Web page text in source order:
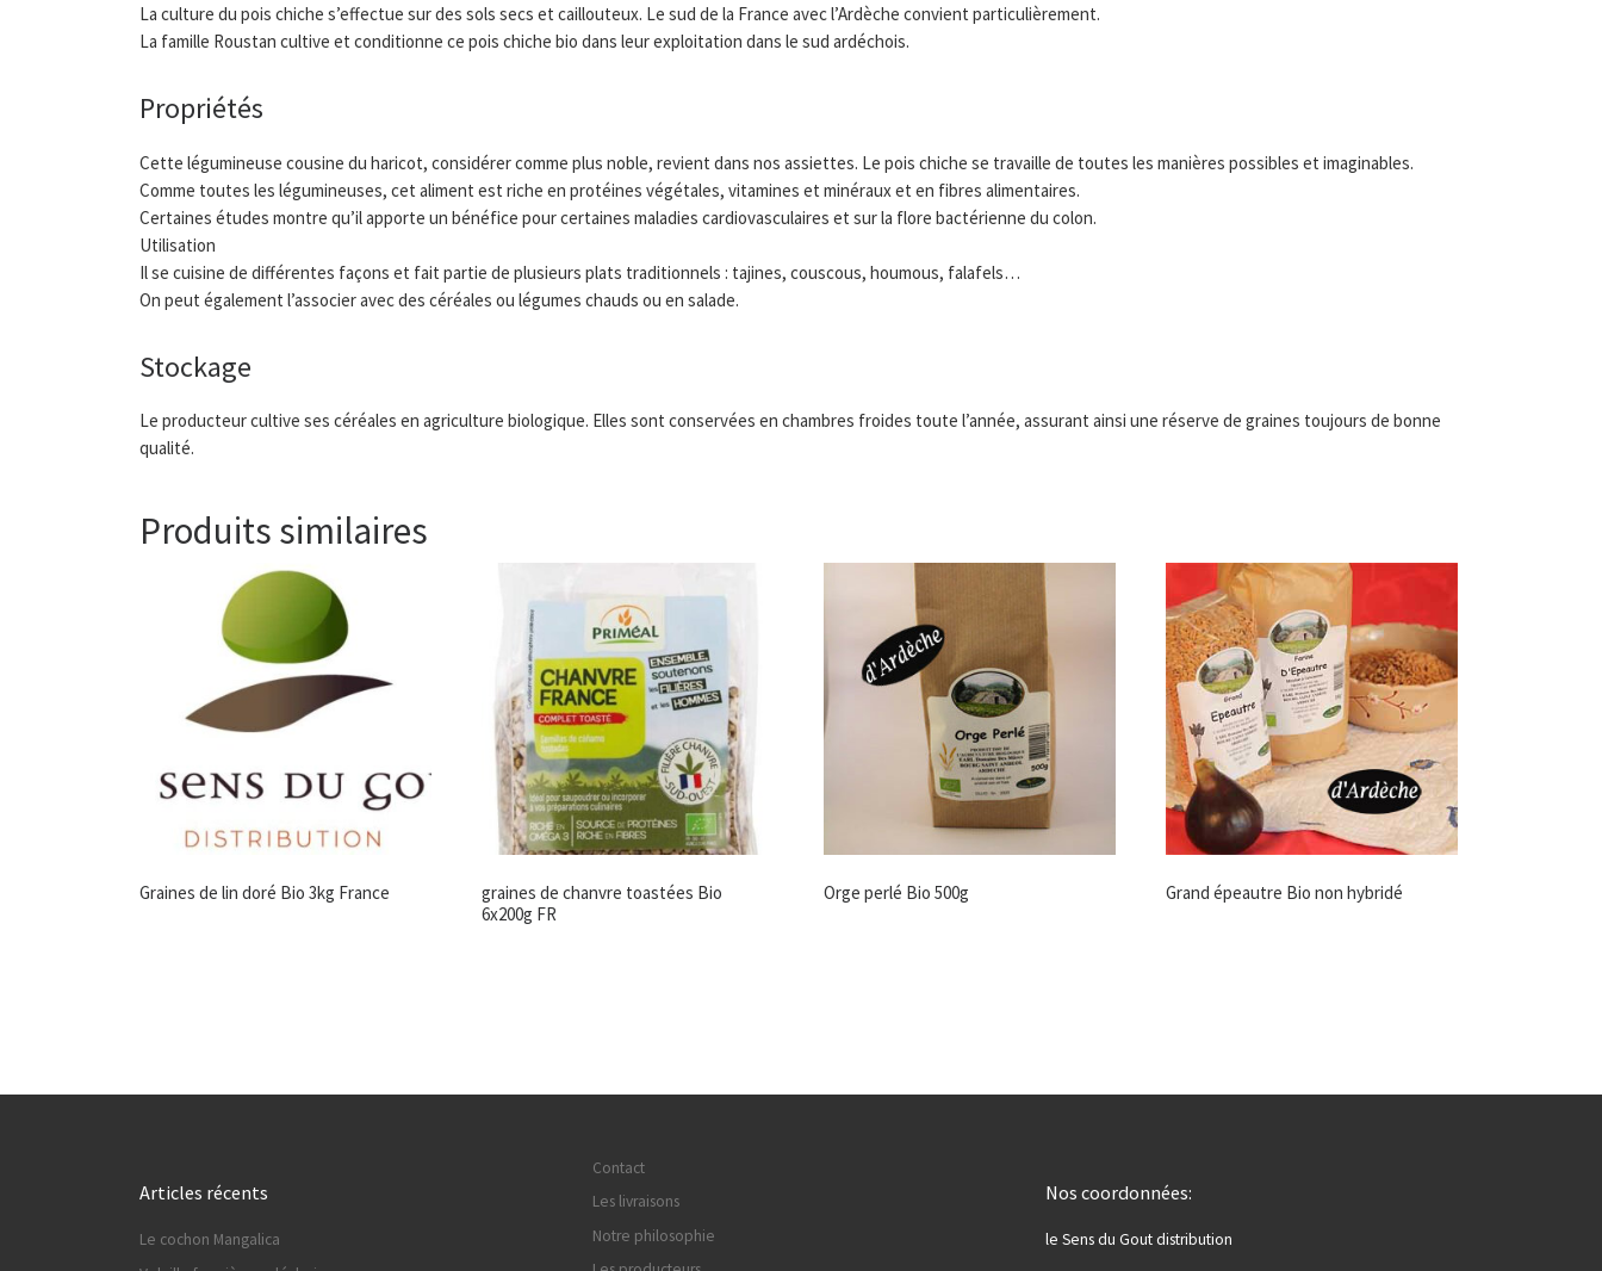
La culture du pois chiche s’effectue sur des sols secs et caillouteux. Le sud de la France avec l’Ardèche convient particulièrement.
La famille Roustan cultive et conditionne ce pois chiche bio dans leur exploitation dans le sud ardéchois.
Propriétés
Cette légumineuse cousine du haricot, considérer comme plus noble, revient dans nos assiettes. Le pois chiche se travaille de toutes les manières possibles et imaginables.
Comme toutes les légumineuses, cet aliment est riche en protéines végétales, vitamines et minéraux et en fibres alimentaires.
Certaines études montre qu’il apporte un bénéfice pour certaines maladies cardiovasculaires et sur la flore bactérienne du colon.
Utilisation
Il se cuisine de différentes façons et fait partie de plusieurs plats traditionnels : tajines, couscous, houmous, falafels…
On peut également l’associer avec des céréales ou légumes chauds ou en salade.
Stockage
Le producteur cultive ses céréales en agriculture biologique. Elles sont conservées en chambres froides toute l’année, assurant ainsi une réserve de graines toujours de bonne
qualité.
Produits similaires
Graines de lin doré Bio 3kg France
graines de chanvre toastées Bio
6x200g FR
Orge perlé Bio 500g Grand épeautre Bio non hybridé
Articles récents
Le cochon Mangalica
Contact
Les livraisons
Notre philosophie
Nos coordonnées:
le Sens du Gout distribution